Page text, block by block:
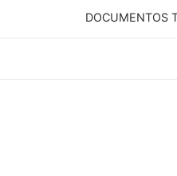
DOCUMENTOS